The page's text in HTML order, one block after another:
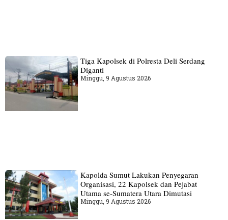
Tiga Kapolsek di Polresta Deli Serdang
Diganti
Minggu, 9 Agustus 2026
Kapolda Sumut Lakukan Penyegaran
Organisasi, 22 Kapolsek dan Pejabat
Utama se-Sumatera Utara Dimutasi
Minggu, 9 Agustus 2026